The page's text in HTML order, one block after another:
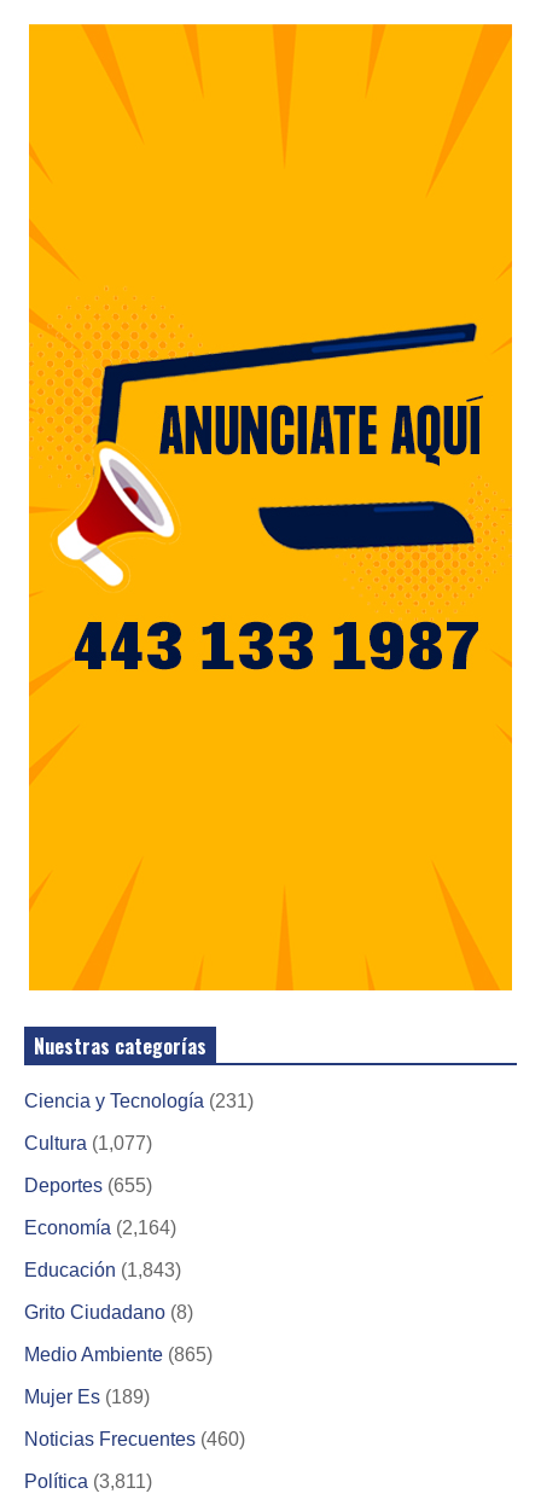
Nuestras categorías
Ciencia y Tecnología (231)
Cultura (1,077)
Deportes (655)
Economía (2,164)
Educación (1,843)
Grito Ciudadano (8)
Medio Ambiente (865)
Mujer Es (189)
Noticias Frecuentes (460)
Política (3,811)